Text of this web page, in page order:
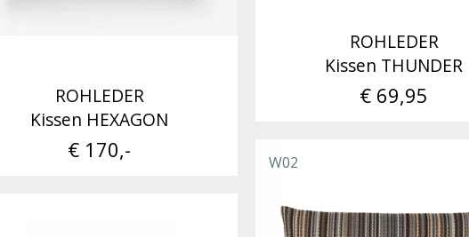
ROHLEDER
Kissen HEXAGON
€ 170,-
ROHLEDER
Kissen THUNDER
€ 69,95
W02